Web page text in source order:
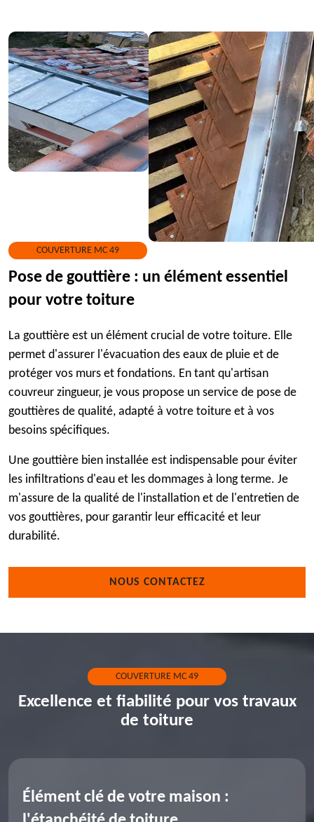
COUVERTURE MC 49
Pose de gouttière : un élément essentiel
pour votre toiture
La gouttière est un élément crucial de votre toiture. Elle
permet d'assurer l'évacuation des eaux de pluie et de
protéger vos murs et fondations. En tant qu'artisan
couvreur zingueur, je vous propose un service de pose de
gouttières de qualité, adapté à votre toiture et à vos
besoins spécifiques.
Une gouttière bien installée est indispensable pour éviter
les infiltrations d'eau et les dommages à long terme. Je
m'assure de la qualité de l'installation et de l'entretien de
vos gouttières, pour garantir leur efficacité et leur
durabilité.
NOUS CONTACTEZ
COUVERTURE MC 49
Excellence et fiabilité pour vos travaux
de toiture
Élément clé de votre maison :